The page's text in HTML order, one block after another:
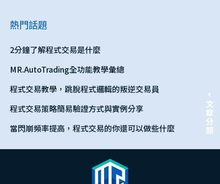
熱門話題
2分鐘了解程式交易是什麼
MR.AutoTrading全功能教學彙總
程式交易教學，跳脫程式邏輯的叛逆交易員
程式交易策略簡易驗證方式與實例分享
當閃崩頻率提高，程式交易的你還可以做些什麼
文章分類